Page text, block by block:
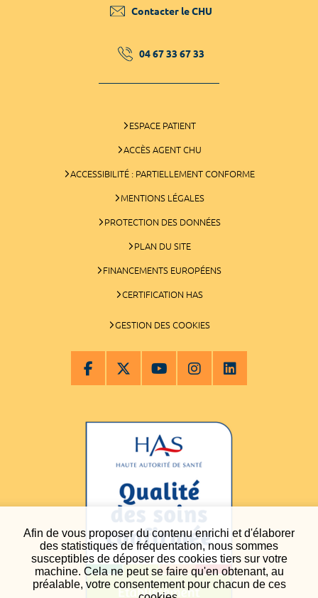
Afin de vous proposer du contenu enrichi et d'élaborer
des statistiques de fréquentation, nous sommes
susceptibles de déposer des cookies tiers sur votre
machine. Cela ne peut se faire qu'en obtenant, au
préalable, votre consentement pour chacun de ces
Contacter le CHU
04 67 33 67 33
ESPACE PATIENT
ACCÈS AGENT CHU
ACCESSIBILITÉ : PARTIELLEMENT CONFORME
MENTIONS LÉGALES
PROTECTION DES DONNÉES
PLAN DU SITE
FINANCEMENTS EUROPÉENS
CERTIFICATION HAS
GESTION DES COOKIES